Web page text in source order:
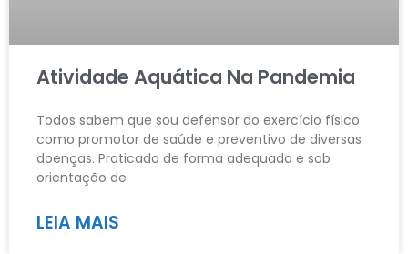
Atividade Aquática Na Pandemia
Todos sabem que sou defensor do exercício físico
como promotor de saúde e preventivo de diversas
doenças. Praticado de forma adequada e sob
orientação de
LEIA MAIS